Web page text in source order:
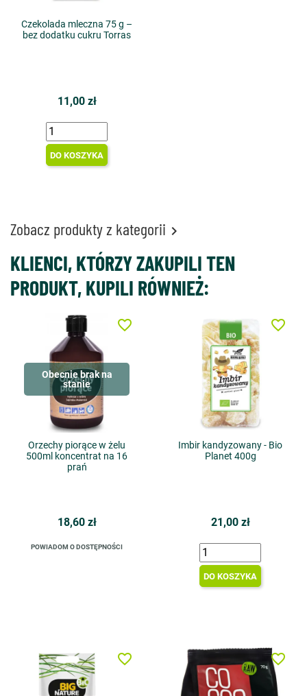
Czekolada mleczna 75 g –
bez dodatku cukru Torras
11,00 zł
DO KOSZYKA
Zobacz produkty z kategorii 
KLIENCI, KTÓRZY ZAKUPILI TEN
PRODUKT, KUPILI RÓWNIEŻ:
Obecnie brak na
stanie
Orzechy piorące w żelu
500ml koncentrat na 16
prań
18,60 zł
POWIADOM O DOSTĘPNOŚCI
favorite_border
Imbir kandyzowany - Bio
Planet 400g
21,00 zł
DO KOSZYKA
favorite_border
favorite_border favorite_border